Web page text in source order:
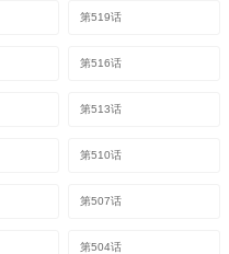
第519话
第516话
第513话
第510话
第507话
第504话